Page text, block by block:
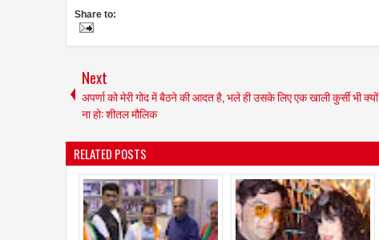
Share to:
Next
अपर्णा को मेरी गोद में बैठने की आदत है, भले ही उसके लिए एक खाली कुर्सी भी क्यों
ना हो: शीतल मौलिक
RELATED POSTS